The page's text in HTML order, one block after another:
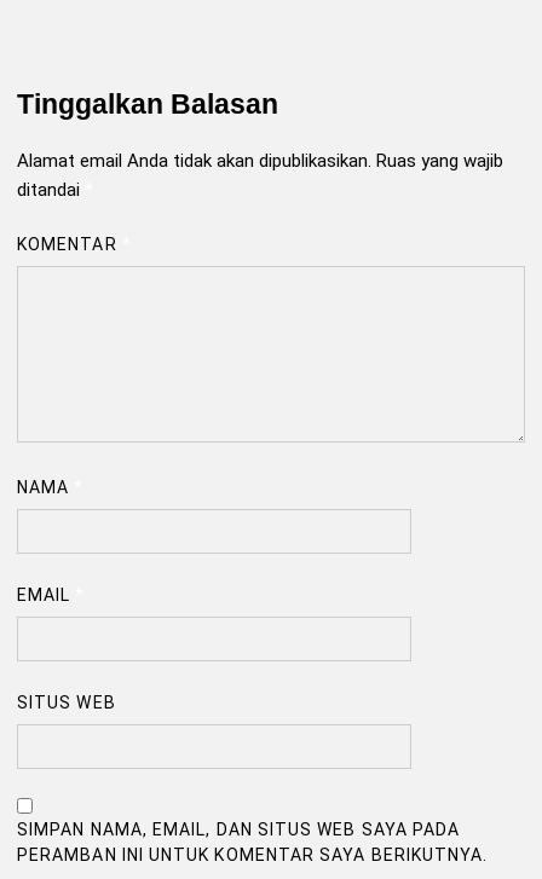
Tinggalkan Balasan
Alamat email Anda tidak akan dipublikasikan. Ruas yang wajib
ditandai
KOMENTAR
NAMA
EMAIL
SITUS WEB
SIMPAN NAMA, EMAIL, DAN SITUS WEB SAYA PADA
PERAMBAN INI UNTUK KOMENTAR SAYA BERIKUTNYA.